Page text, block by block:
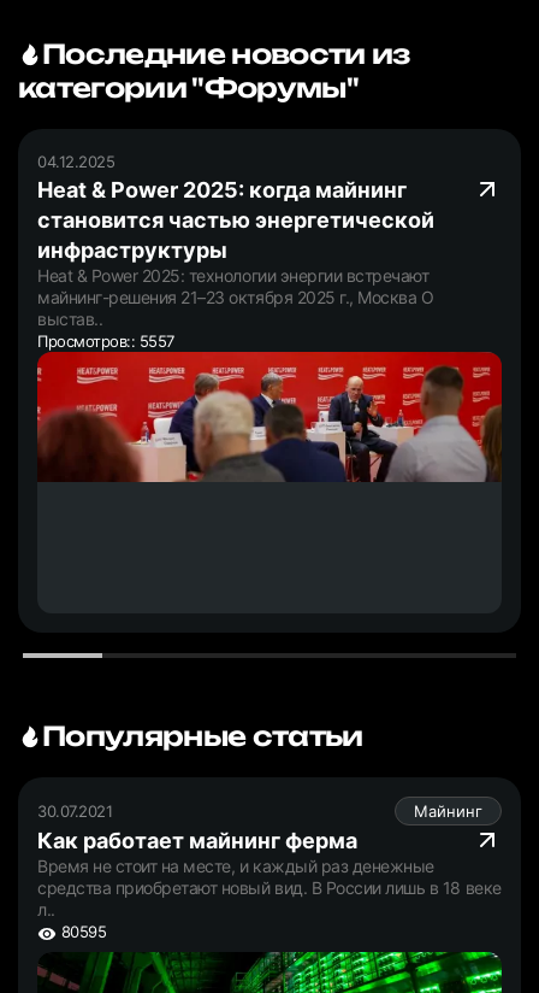
Последние новости из
категории "Форумы"
04.12.2025
Heat & Power 2025: когда майнинг
становится частью энергетической
инфраструктуры
Heat & Power 2025: технологии энергии встречают
майнинг-решения 21–23 октября 2025 г., Москва О
выстав..
Просмотров:: 5557
Популярные статьи
30.07.2021 Майнинг
Как работает майнинг ферма
Время не стоит на месте, и каждый раз денежные
средства приобретают новый вид. В России лишь в 18 веке
л..
80595